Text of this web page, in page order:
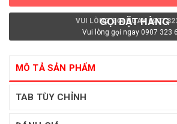
VUI LÒNG GỌI NGAY 0907
GỌI ĐẶT HÀNG
Vui lòng gọi ngay 0907 323
MÔ TẢ SẢN PHẨM
TAB TÙY CHỈNH